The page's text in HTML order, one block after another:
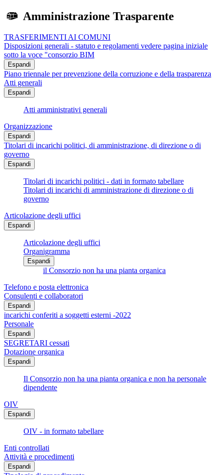
Amministrazione Trasparente
TRASFERIMENTI AI COMUNI
Disposizioni generali - statuto e regolamenti vedere pagina iniziale
sotto la voce "consorzio BIM
Espandi
Piano triennale per prevenzione della corruzione e della trasparenza
Atti generali
Espandi
Atti amministrativi generali
Organizzazione
Espandi
Titolari di incarichi politici, di amministrazione, di direzione o di
governo
Espandi
Titolari di incarichi politici - dati in formato tabellare
Titolari di incarichi di amministrazione di direzione o di
governo
Articolazione degli uffici
Espandi
Articolazione degli uffici
Organigramma
Espandi
il Consorzio non ha una pianta organica
Telefono e posta elettronica
Consulenti e collaboratori
Espandi
incarichi conferiti a soggetti esterni -2022
Personale
Espandi
SEGRETARI cessati
Dotazione organica
Espandi
Il Consorzio non ha una pianta organica e non ha personale
dipendente
OIV
Espandi
OIV - in formato tabellare
Enti controllati
Attività e procedimenti
Espandi